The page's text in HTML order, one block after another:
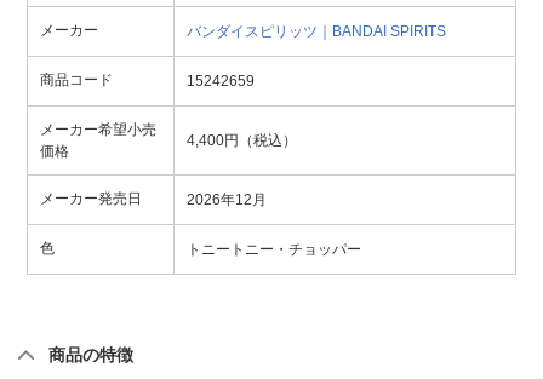
メーカー バンダイスピリッツ｜BANDAI SPIRITS
商品コード 15242659
メーカー希望小売
価格
4,400円（税込）
メーカー発売日 2026年12月
色 トニートニー・チョッパー
商品の特徴